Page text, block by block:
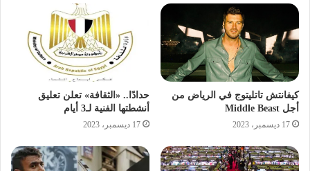
مسلسل “بـ 100 وش” مع النجم آسر ياسين، وهو من تأليف
عمرو الدالي وأحمد وائل وإخراج كاملة أبو ذكري.
جريده المصرى الديمقراطى الجديد
كيفانتش تاتليتوج في الرياض من
أجل Middle Beast
17 ديسمبر، 2023
حدادًا.. «الثقافة» تعلن تعليق
أنشطتها الفنية لـ3 أيام
17 ديسمبر، 2023